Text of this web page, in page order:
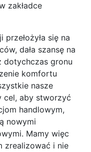
zakładce
się na
dała szansę na
dotychczas gronu
komfortu
nasze
cel, aby stworzyć
handlowym,
nowymi
Mamy więc
zrealizować i nie